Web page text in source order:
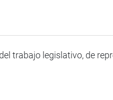
trabajo legislativo, de